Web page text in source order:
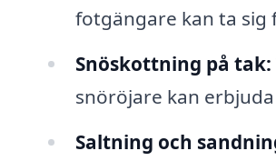
fotgängare kan ta sig
Snöskottning på tak:
snöröjare kan
Saltning och